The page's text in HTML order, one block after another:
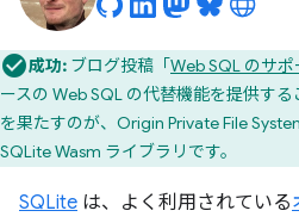
成功: ブログ投稿「Web SQL のサ
ースの Web SQL の代替機能を提供す
を果たすのが、Origin Private File
SQLite Wasm ライブラリです。
SQLite は、よく利用されている